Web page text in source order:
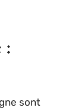
:
sont